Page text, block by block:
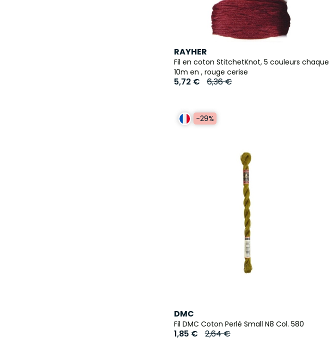
RAYHER
Fil en coton StitchetKnot, 5 couleurs chaque
10m en , rouge cerise
5,72 € 6,36 €
-29%
DMC
Fil DMC Coton Perlé Small N8 Col. 580
1,85 € 2,64 €